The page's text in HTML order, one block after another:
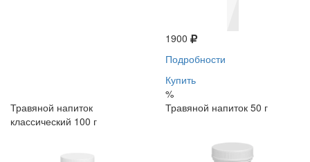
1900
Подробности
Купить
%
Травяной напиток
классический 100 г
Травяной напиток 50 г